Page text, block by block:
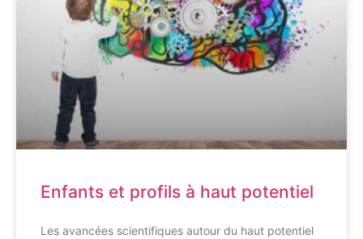
Enfants et profils à haut potentiel
Les avancées scientifiques autour du haut potentiel